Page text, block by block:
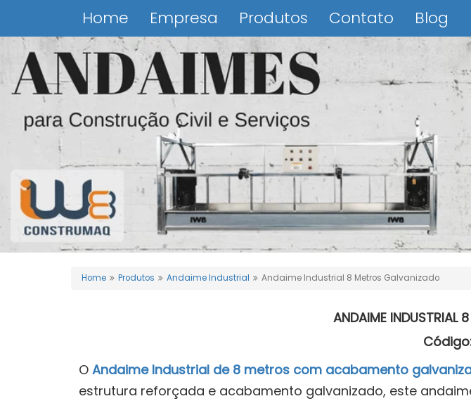
Home Empresa Produtos Contato Blog
Home Produtos Andaime Industrial Andaime Industrial 8 Metros Galvanizado
ANDAIME INDUSTRIAL
O Andaime Industrial de 8 metros com acabamento
estrutura reforçada e acabamento galvanizado, este